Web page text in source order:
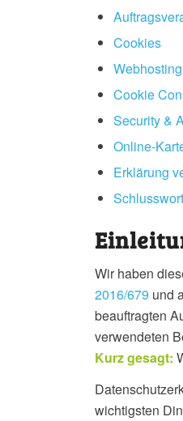
Cookies
Cookie
Security &
Online-
Erklärung
Schlusswort
Wir haben
2016/679 und
beauftragten
verwendeten
Kurz gesagt:
wichtigsten